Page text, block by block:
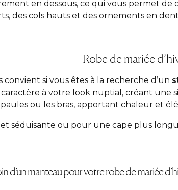
en dessous, ce qui vous permet de
des cols hauts et des ornements en
Robe de mariée
convient si vous êtes à la recherche d’un
à votre look nuptial, créant une
ou les bras, apportant chaleur et
séduisante ou pour une cape plus
d’un manteau pour votre robe de mariée